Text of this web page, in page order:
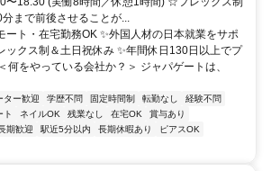
まで前後させることが...
ート・在宅勤務OK ✨外国人材の日本就業をサポ
ックス制＆土日祝休み ✨年間休日130日以上でプ
何をやっている会社か？＞ ジャパゲートは、
ター歓迎 学歴不問 固定時間制 転勤なし
経験不問
ト ネイルOK 残業なし 在宅OK
賞与あり
期歓迎 駅近5分以内 長期休暇あり
ピアスOK